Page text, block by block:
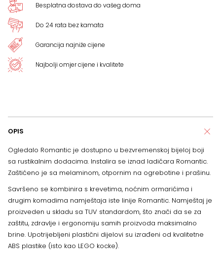
količina Besplatna dostava do vašeg doma
Do 24 rata bez kamata
Garancija najniže cijene
Najbolji omjer cijene i kvalitete
OPIS
Ogledalo Romantic je dostupno u bezvremenskoj bijeloj boji
sa rustikalnim dodacima. Instalira se iznad ladičara Romantic.
Zaštićeno je sa melaminom, otpornim na ogrebotine i prašinu.
Savršeno se kombinira s krevetima, noćnim ormarićima i
drugim komadima namještaja iste linije Romantic. Namještaj je
proizveden u skladu sa TUV standardom, što znači da se za
zaštitu, zdravlje i ergonomiju samih proizvoda maksimalno
brine. Upotrijebljeni plastični dijelovi su izrađeni od kvalitetne
ABS plastike (isto kao LEGO kocke).